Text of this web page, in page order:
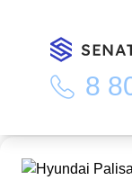
8
Главная Каталог/